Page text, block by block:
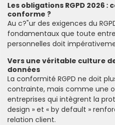
Les obligations RGPD 2026
conforme ?
Au c?"ur des exigences du
fondamentaux que toute
personnelles doit
Vers une véritable culture
données
La conformité RGPD ne doit
contrainte, mais comme une
entreprises qui intègrent la
design » et « by default »
relation client.